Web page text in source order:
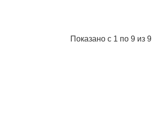
Показано с 1 по 9 из 9